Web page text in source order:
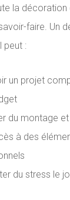
la décoration
faire. Un
peut :
un projet
du montage
à des
du stress le